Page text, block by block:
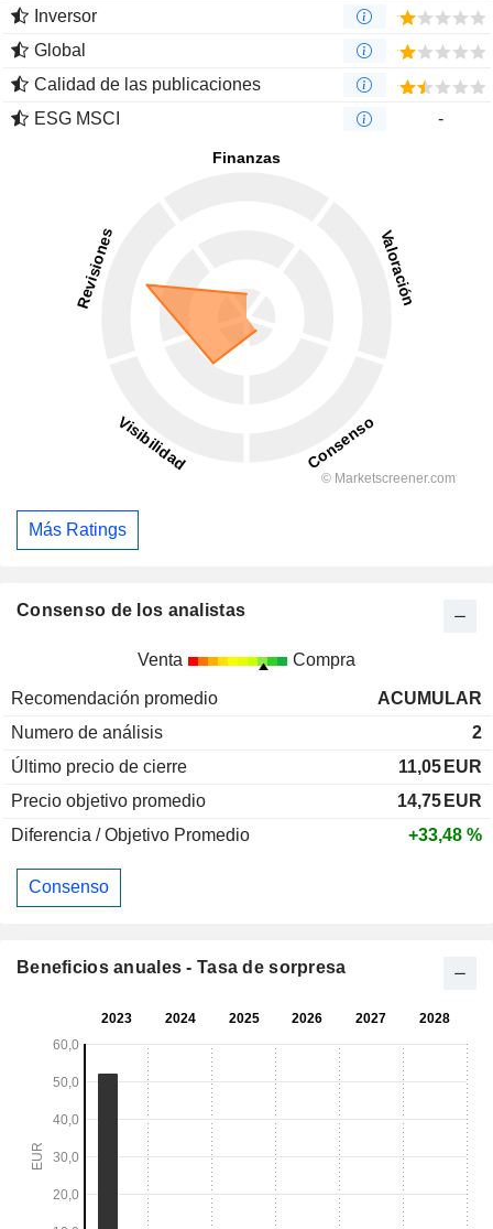
Inversor
Global
Calidad de las publicaciones
ESG MSCI
-
Más Ratings
Consenso de los analistas
Venta Compra
Recomendación promedio
ACUMULAR
Numero de análisis
2
Último precio de cierre
11,05 EUR
Precio objetivo promedio
14,75 EUR
Diferencia / Objetivo Promedio
+33,48 %
Consenso
Beneficios anuales - Tasa de sorpresa